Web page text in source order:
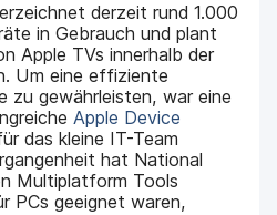
derzeit rund 1.000
in Gebrauch und plant
Apple TVs innerhalb der
Um eine effiziente
zu gewährleisten, war eine
Apple Device
das kleine IT-Team
hat National
Multiplatform Tools
PCs geeignet waren,